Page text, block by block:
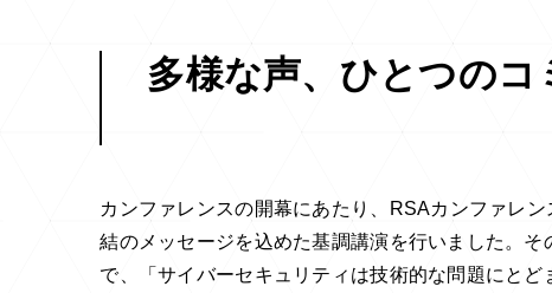
多様な声、ひとつのコ
カンファレンスの開幕にあたり、RSAカンファレ
結のメッセージを込めた基調講演を行いました。
で、「サイバーセキュリティは技術的な問題にと